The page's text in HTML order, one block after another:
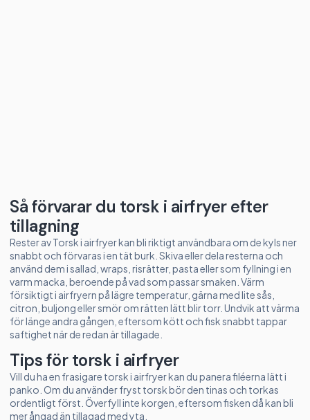
Så förvarar du torsk i airfryer efter
tillagning
Rester av Torsk i airfryer kan bli riktigt användbara om de kyls ner
snabbt och förvaras i en tät burk. Skiva eller dela resterna och
använd dem i sallad, wraps, risrätter, pasta eller som fyllning i en
varm macka, beroende på vad som passar smaken. Värm
försiktigt i airfryern på lägre temperatur, gärna med lite sås,
citron, buljong eller smör om rätten lätt blir torr. Undvik att värma
för länge andra gången, eftersom kött och fisk snabbt tappar
saftighet när de redan är tillagade.
Tips för torsk i airfryer
Vill du ha en frasigare torsk i airfryer kan du panera filéerna lätt i
panko. Om du använder fryst torsk bör den tinas och torkas
ordentligt först. Överfyll inte korgen, eftersom fisken då kan bli
mer ångad än tillagad med yta.